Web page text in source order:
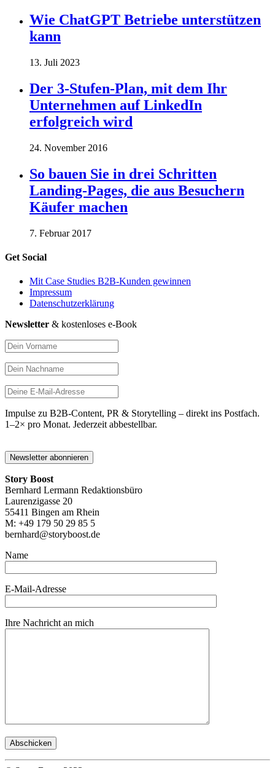
Wie ChatGPT Betriebe unterstützen
kann
13. Juli 2023
Der 3-Stufen-Plan, mit dem Ihr
Unternehmen auf LinkedIn
erfolgreich wird
24. November 2016
So bauen Sie in drei Schritten
Landing-Pages, die aus Besuchern
Käufer machen
7. Februar 2017
Get Social
Mit Case Studies B2B-Kunden gewinnen
Impressum
Datenschutzerklärung
Newsletter & kostenloses e-Book
Impulse zu B2B-Content, PR & Storytelling – direkt ins Postfach.
1–2× pro Monat. Jederzeit abbestellbar.
Story Boost
Bernhard Lermann Redaktionsbüro
Laurenzigasse 20
55411 Bingen am Rhein
M: +49 179 50 29 85 5
bernhard@storyboost.de
Name
E-Mail-Adresse
Ihre Nachricht an mich